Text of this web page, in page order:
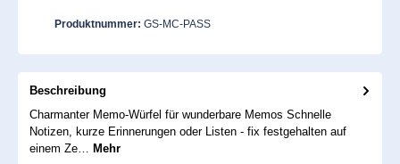
Produktnummer: GS-MC-PASS
Beschreibung
Charmanter Memo-Würfel für wunderbare Memos Schnelle
Notizen, kurze Erinnerungen oder Listen - fix festgehalten auf
einem Ze… Mehr